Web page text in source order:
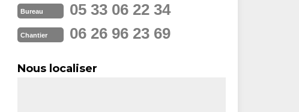
Bureau 05 33 06 22 34
Chantier 06 26 96 23 69
Nous localiser